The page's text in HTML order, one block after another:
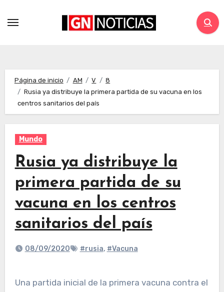
Página de inicio AM V
8
Rusia ya distribuye la primera partida de su vacuna en los
centros sanitarios del país
Mundo
Rusia ya distribuye la
primera partida de su
vacuna en los centros
sanitarios del país
08/09/2020 #rusia, #Vacuna
Una partida inicial de la primera vacuna contra el